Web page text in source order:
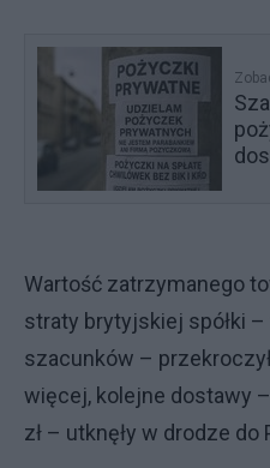
Wartość zatrzymanego
straty brytyjskiej spółki
szacunków –
więcej, kolejne dostawy
zł – utknęły w drodze do